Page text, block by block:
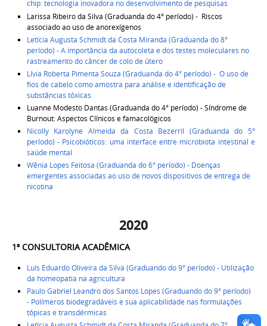
chip: tecnologia inovadora no desenvolvimento de pesquisas
Larissa Ribeiro da Silva (Graduanda do 4° período) - Riscos
associado ao uso de anorexígenos
Letícia Augusta Schmidt da Costa Miranda (Graduanda do 8°
período) - A importância da autocoleta e dos testes moleculares no
rastreamento do câncer de colo de útero
Lívia Roberta Pimenta Souza (Graduanda do 4° período) - O uso de
fios de cabelo como amostra para análise e identificação de
substâncias tóxicas
Luanne Modesto Dantas (Graduanda do 4° período) -Síndrome de
Burnout: Aspectos Clínicos e famacológicos
Nicolly Karolyne Almeida da Costa Bezerril (Graduanda do 5°
período) - Psicobióticos: uma interface entre microbiota intestinal e
saúde mental
Wênia Lopes Feitosa (Graduanda do 6° período) - Doenças
emergentes associadas ao uso de novos dispositivos de entrega de
nicotina
2020
1ª CONSULTORIA ACADÊMICA ​
Luís Eduardo Oliveira da Silva (Graduando do 9° período) - Utilização
da homeopatia na agricultura
Paulo Gabriel Leandro dos Santos Lopes (Graduando do 9° período)
- Polímeros biodegradáveis e sua aplicabilidade nas formulações
tópicas e transdérmicas